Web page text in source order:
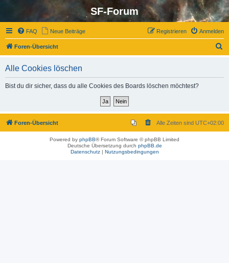
SF-Forum
FAQ Neue Beiträge Anmelden
Registrieren
Foren-Übersicht
Alle Cookies löschen
Bist du dir sicher, dass du alle Cookies des Boards löschen möchtest?
Foren-Übersicht Alle Zeiten sind UTC+02:00
Powered by phpBB® Forum Software © phpBB Limited
Deutsche Übersetzung durch phpBB.de
Datenschutz| Nutzungsbedingungen